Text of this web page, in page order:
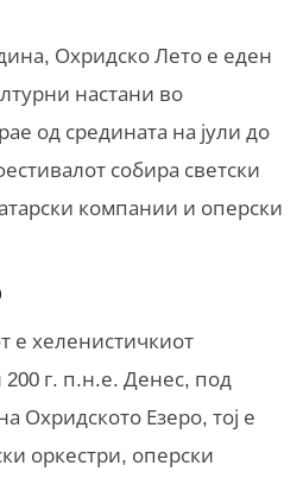
Охридско Лето е еден
настани во
од средината на јули до
собира светски
компании и оперски
е хеленистичкиот
г. п.н.е. Денес, под
Охридското Езеро, тој е
оркестри, оперски